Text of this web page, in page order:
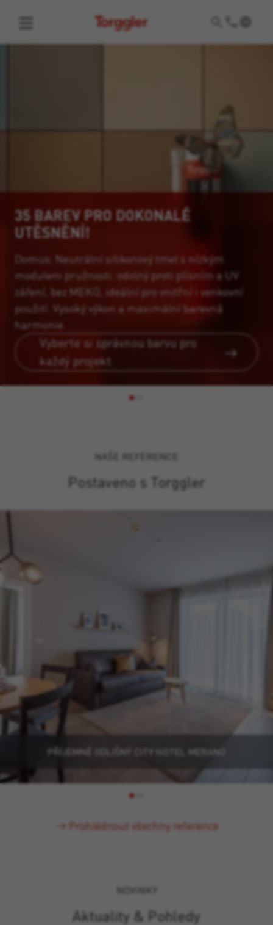
Torggler
35 BAREV PRO DOKONALÉ
UTĚSNĚNÍ!
Domus: Neutrální silikonový tmel s nízkým
modulem pružnosti: odolný proti plísním a UV
záření, bez MEKO, ideální pro vnitřní i venkovní
použití. Vysoký výkon a maximální barevná
harmonie.
Vyberte si správnou barvu pro
každý projekt.
NAŠE REFERENCE
Postaveno s Torggler
PŘÍJEMNĚ ODLIŠNÝ CITY HOTEL MERANO
Prohlédnout všechny reference
NOVINKY
Aktuality & Pohledy